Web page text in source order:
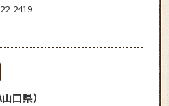
2419
口県）